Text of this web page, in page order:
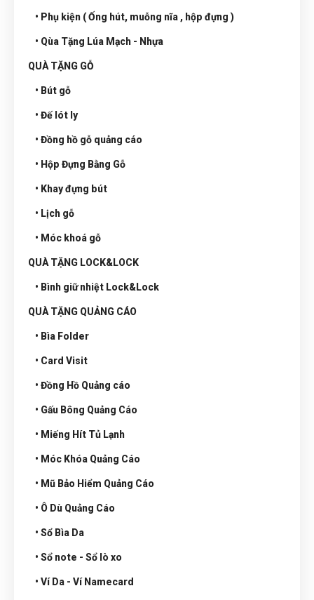
• Phụ kiện ( Ống hút, muỗng nĩa , hộp đựng )
• Qùa Tặng Lúa Mạch - Nhựa
QUÀ TẶNG GỖ
• Bút gỗ
• Đế lót ly
• Đồng hồ gỗ quảng cáo
• Hộp Đựng Bằng Gỗ
• Khay đựng bút
• Lịch gỗ
• Móc khoá gỗ
QUÀ TẶNG LOCK&LOCK
• Bình giữ nhiệt Lock&Lock
QUÀ TẶNG QUẢNG CÁO
• Bìa Folder
• Card Visit
• Đồng Hồ Quảng cáo
• Gấu Bông Quảng Cáo
• Miếng Hít Tủ Lạnh
• Móc Khóa Quảng Cáo
• Mũ Bảo Hiểm Quảng Cáo
• Ô Dù Quảng Cáo
• Sổ Bìa Da
• Sổ note - Sổ lò xo
• Ví Da - Ví Namecard